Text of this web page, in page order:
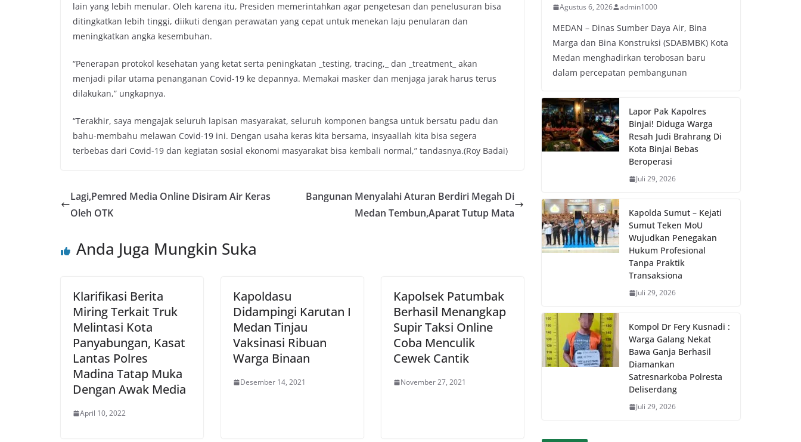
lain yang lebih menular. Oleh karena itu, Presiden memerintahkan agar pengetesan dan penelusuran bisa
ditingkatkan lebih tinggi, diikuti dengan perawatan yang cepat untuk menekan laju penularan dan
meningkatkan angka kesembuhan.
“Penerapan protokol kesehatan yang ketat serta peningkatan _testing, tracing,_ dan _treatment_ akan
menjadi pilar utama penanganan Covid-19 ke depannya. Memakai masker dan menjaga jarak harus terus
dilakukan,” ungkapnya.
“Terakhir, saya mengajak seluruh lapisan masyarakat, seluruh komponen bangsa untuk bersatu padu dan
bahu-membahu melawan Covid-19 ini. Dengan usaha keras kita bersama, insyaallah kita bisa segera
terbebas dari Covid-19 dan kegiatan sosial ekonomi masyarakat bisa kembali normal,” tandasnya.(Roy Badai)
Lagi,Pemred Media Online Disiram Air Keras
Oleh OTK
Bangunan Menyalahi Aturan Berdiri Megah Di
Medan Tembun,Aparat Tutup Mata
Anda Juga Mungkin Suka
Klarifikasi Berita
Miring Terkait Truk
Melintasi Kota
Panyabungan, Kasat
Lantas Polres
Madina Tatap Muka
Dengan Awak Media
April 10, 2022
Kapoldasu
Didampingi Karutan I
Medan Tinjau
Vaksinasi Ribuan
Warga Binaan
Desember 14, 2021
Kapolsek Patumbak
Berhasil Menangkap
Supir Taksi Online
Coba Menculik
Cewek Cantik
November 27, 2021
Agustus 6, 2026 admin1000
MEDAN – Dinas Sumber Daya Air, Bina
Marga dan Bina Konstruksi (SDABMBK) Kota
Medan menghadirkan terobosan baru
dalam percepatan pembangunan
Lapor Pak Kapolres
Binjai! Diduga Warga
Resah Judi Brahrang Di
Kota Binjai Bebas
Beroperasi
Juli 29, 2026
Kapolda Sumut – Kejati
Sumut Teken MoU
Wujudkan Penegakan
Hukum Profesional
Tanpa Praktik
Transaksiona
Juli 29, 2026
Kompol Dr Fery Kusnadi :
Warga Galang Nekat
Bawa Ganja Berhasil
Diamankan
Satresnarkoba Polresta
Deliserdang
Juli 29, 2026